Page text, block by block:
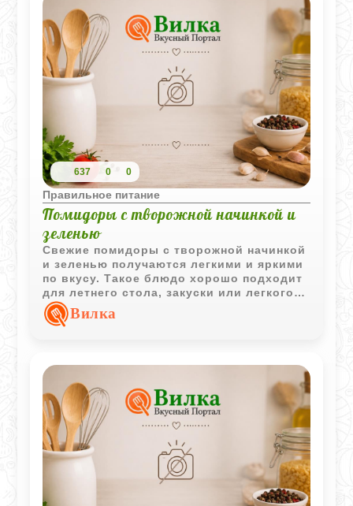
637 0 0
Правильное питание
Помидоры с творожной начинкой и
зеленью
Свежие помидоры с творожной начинкой
и зеленью получаются легкими и яркими
по вкусу. Такое блюдо хорошо подходит
для летнего стола, закуски или легкого
перекуса.
Вилка